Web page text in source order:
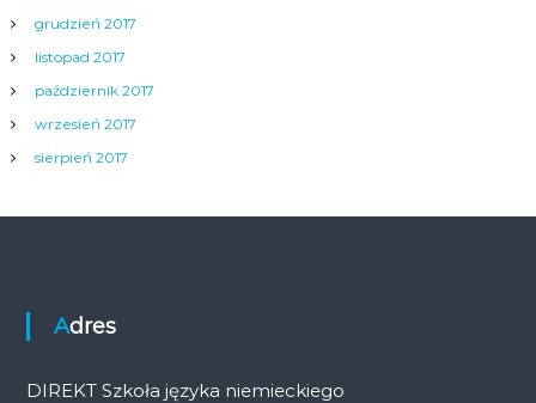
grudzień 2017
listopad 2017
październik 2017
wrzesień 2017
sierpień 2017
Adres
DIREKT Szkoła języka niemieckiego